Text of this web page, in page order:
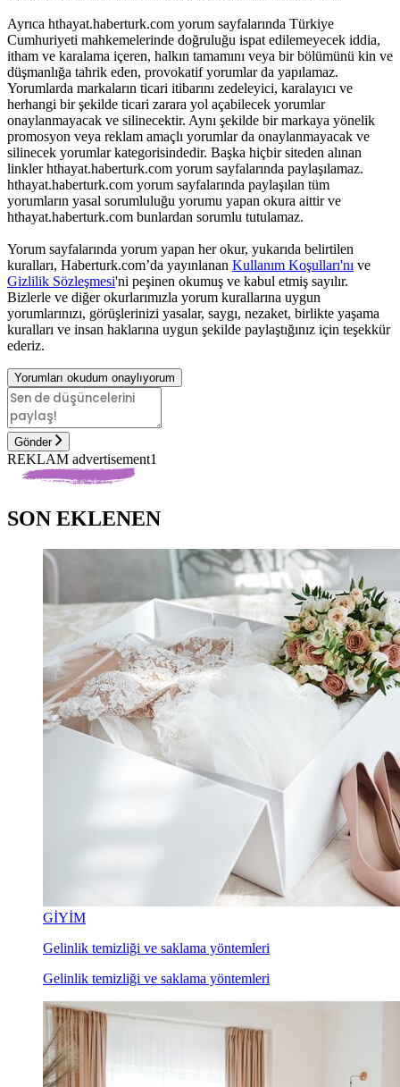
Ayrıca hthayat.haberturk.com yorum sayfalarında Türkiye
Cumhuriyeti mahkemelerinde doğruluğu ispat edilemeyecek iddia,
itham ve karalama içeren, halkın tamamını veya bir bölümünü kin ve
düşmanlığa tahrik eden, provokatif yorumlar da yapılamaz.
Yorumlarda markaların ticari itibarını zedeleyici, karalayıcı ve
herhangi bir şekilde ticari zarara yol açabilecek yorumlar
onaylanmayacak ve silinecektir. Aynı şekilde bir markaya yönelik
promosyon veya reklam amaçlı yorumlar da onaylanmayacak ve
silinecek yorumlar kategorisindedir. Başka hiçbir siteden alınan
linkler hthayat.haberturk.com yorum sayfalarında paylaşılamaz.
hthayat.haberturk.com yorum sayfalarında paylaşılan tüm
yorumların yasal sorumluluğu yorumu yapan okura aittir ve
hthayat.haberturk.com bunlardan sorumlu tutulamaz.
Yorum sayfalarında yorum yapan her okur, yukarıda belirtilen
kuralları, Haberturk.com’da yayınlanan Kullanım Koşulları'nı ve
Gizlilik Sözleşmesi'ni peşinen okumuş ve kabul etmiş sayılır.
Bizlerle ve diğer okurlarımızla yorum kurallarına uygun
yorumlarınızı, görüşlerinizi yasalar, saygı, nezaket, birlikte yaşama
kuralları ve insan haklarına uygun şekilde paylaştığınız için teşekkür
ederiz.
Yorumları okudum onaylıyorum
Gönder
REKLAM advertisement1
SON EKLENEN
GİYİM
Gelinlik temizliği ve saklama yöntemleri
Gelinlik temizliği ve saklama yöntemleri